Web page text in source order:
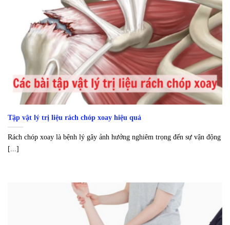
Tập vật lý trị liệu rách chóp xoay hiệu quả
Rách chóp xoay là bệnh lý gây ảnh hưởng nghiêm trọng đến sự vận động
[...]